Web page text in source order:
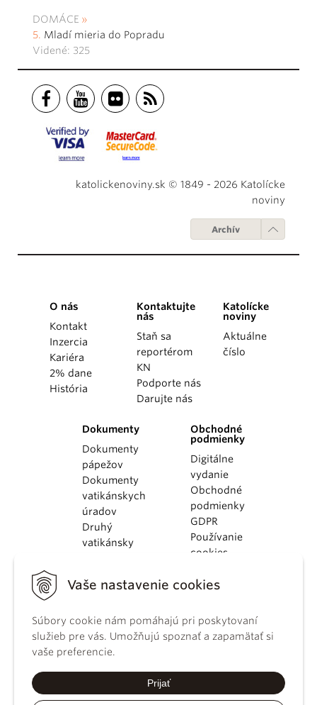
Vaše nastavenie cookies
Súbory cookie nám pomáhajú pri poskytovaní
služieb pre vás. Umožňujú spoznať a zapamätať si
vaše preferencie.
Prijať
DOMÁCE
Mladí mieria do Popradu
Videné: 325
katolickenoviny.sk © 1849 - 2026 Katolícke
noviny
Archív
O nás
Kontakt
Inzercia
Kariéra
2% dane
História
Kontaktujte
nás
Staň sa
reportérom
KN
Podporte nás
Darujte nás
Katolícke
noviny
Aktuálne
číslo
Dokumenty
Dokumenty
pápežov
Dokumenty
vatikánskych
úradov
Druhý
vatikánsky
KBS
kánonického
práva
Katechizmus
Obchodné
podmienky
Digitálne
vydanie
Obchodné
podmienky
GDPR
Používanie
cookies